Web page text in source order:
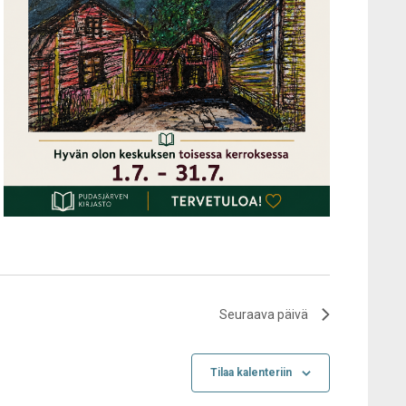
Seuraava päivä
Tilaa kalenteriin